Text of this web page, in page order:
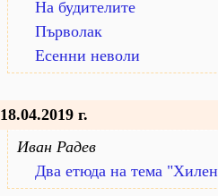
На будителите
Първолак
Есенни неволи
18.04.2019 г.
Иван Радев
Два етюда на тема